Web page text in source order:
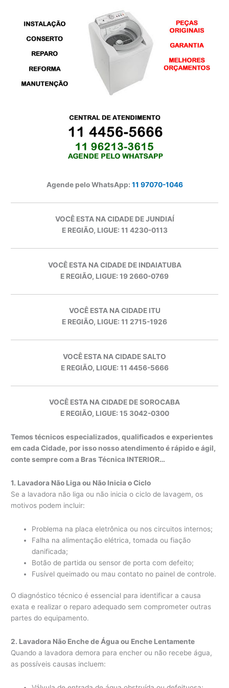
Agende pelo WhatsApp: 11 97070-1046
VOCÊ ESTA NA CIDADE DE JUNDIAÍ
E REGIÃO, LIGUE: 11 4230-0113
VOCÊ ESTA NA CIDADE DE INDAIATUBA
E REGIÃO, LIGUE: 19 2660-0769
VOCÊ ESTA NA CIDADE ITU
E REGIÃO, LIGUE: 11 2715-1926
VOCÊ ESTA NA CIDADE SALTO
E REGIÃO, LIGUE: 11 4456-5666
VOCÊ ESTA NA CIDADE DE SOROCABA
E REGIÃO, LIGUE: 15 3042-0300
Temos técnicos especializados, qualificados e experientes
em cada Cidade, por isso nosso atendimento é rápido e ágil,
conte sempre com a Bras Técnica INTERIOR…
1. Lavadora Não Liga ou Não Inicia o Ciclo
Se a lavadora não liga ou não inicia o ciclo de lavagem, os
motivos podem incluir:
Problema na placa eletrônica ou nos circuitos internos;
Falha na alimentação elétrica, tomada ou fiação
danificada;
Botão de partida ou sensor de porta com defeito;
Fusível queimado ou mau contato no painel de controle.
O diagnóstico técnico é essencial para identificar a causa
exata e realizar o reparo adequado sem comprometer outras
partes do equipamento.
2. Lavadora Não Enche de Água ou Enche Lentamente
Quando a lavadora demora para encher ou não recebe água,
as possíveis causas incluem: